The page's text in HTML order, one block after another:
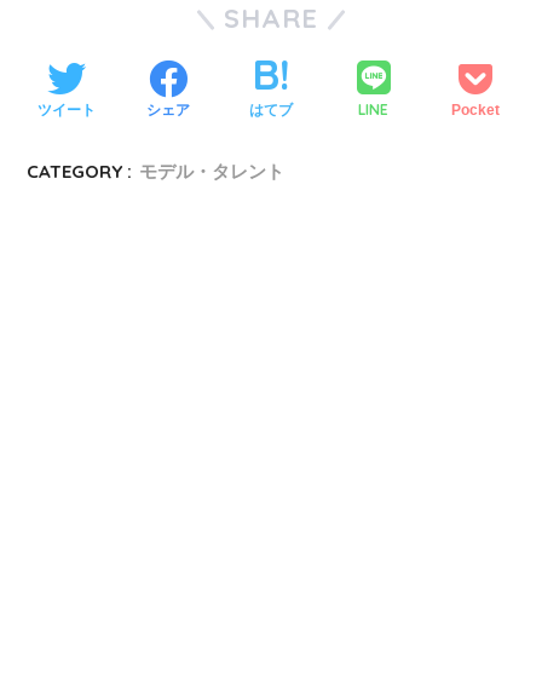
SHARE
ツイート シェア はてブ LINE Pocket
CATEGORY : モデル・タレント